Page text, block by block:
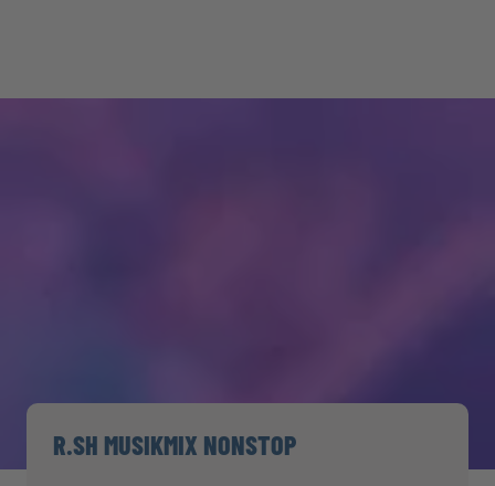
R.SH MUSIKMIX NONSTOP